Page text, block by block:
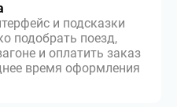
и подсказки
подобрать поезд,
и оплатить заказ
время оформления